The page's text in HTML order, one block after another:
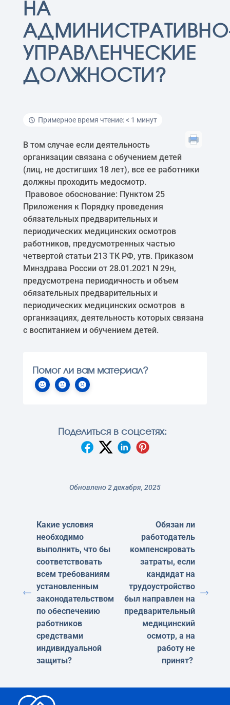
НА
УПРАВЛЕНЧЕСКИЕ
ДОЛЖНОСТИ?
Примерное время чтение: < 1 минут
В том случае если деятельность
организации связана с обучением детей
(лиц, не достигших 18 лет), все ее работники
должны проходить медосмотр.
Правовое обоснование: Пунктом 25
Приложения к Порядку проведения
обязательных предварительных и
периодических медицинских осмотров
работников, предусмотренных частью
четвертой статьи 213 ТК РФ, утв. Приказом
Минздрава России от 28.01.2021 N 29н,
предусмотрена периодичность и объем
обязательных предварительных и
периодических медицинских осмотров в
организациях, деятельность которых связана
с воспитанием и обучением детей.
Помог ли вам материал?
Поделиться в соцсетях:
Обновлено 2 декабря, 2025
Какие условия
необходимо
выполнить, что бы
соответствовать
всем требованиям
установленным
законодательством
по обеспечению
работников
средствами
индивидуальной
защиты?
Обязан ли
работодатель
компенсировать
затраты, если
кандидат на
трудоустройство
был направлен на
предварительный
медицинский
осмотр, а на
работу не
принят?